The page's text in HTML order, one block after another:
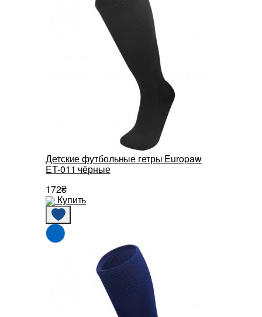
Детские футбольные гетры Europaw
ET-011 чёрные
172₴
Купить